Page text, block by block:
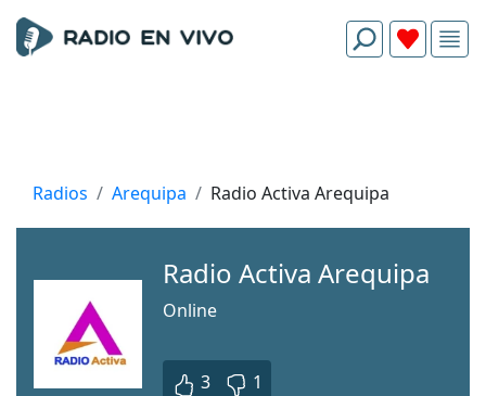
Radios Arequipa Radio Activa Arequipa
Radio Activa Arequipa
Online
3 1